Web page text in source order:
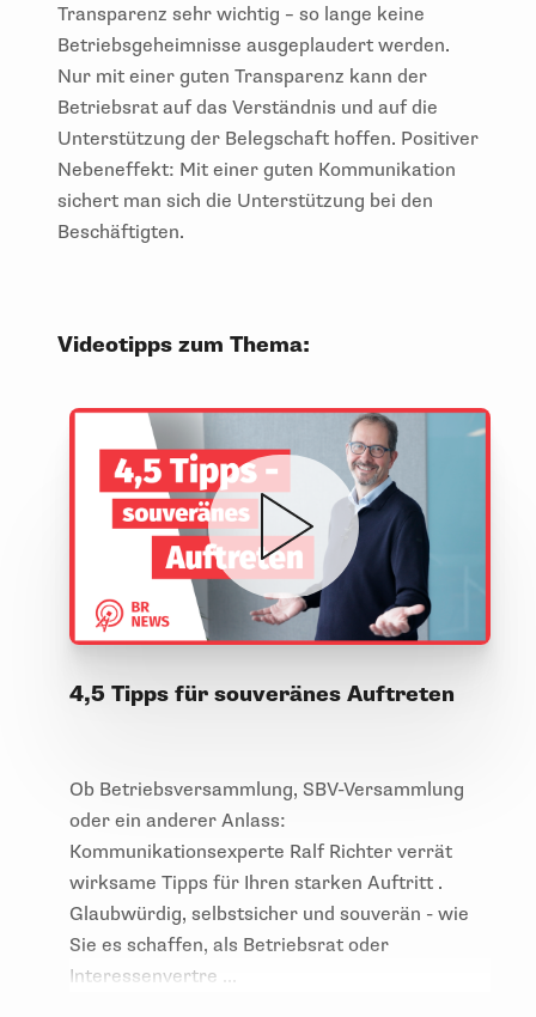
Transparenz sehr wichtig – so lange keine
Betriebsgeheimnisse ausgeplaudert werden.
Nur mit einer guten Transparenz kann der
Betriebsrat auf das Verständnis und auf die
Unterstützung der Belegschaft hoffen. Positiver
Nebeneffekt: Mit einer guten Kommunikation
sichert man sich die Unterstützung bei den
Beschäftigten.
Videotipps zum Thema:
4,5 Tipps für souveränes Auftreten
Ob Betriebsversammlung, SBV-Versammlung
oder ein anderer Anlass:
Kommunikationsexperte Ralf Richter verrät
wirksame Tipps für Ihren starken Auftritt .
Glaubwürdig, selbstsicher und souverän - wie
Sie es schaffen, als Betriebsrat oder
Interessenvertre ...